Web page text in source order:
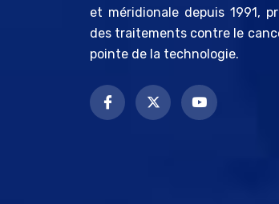
et méridionale depuis 1991,
des traitements contre le
pointe de la technologie.